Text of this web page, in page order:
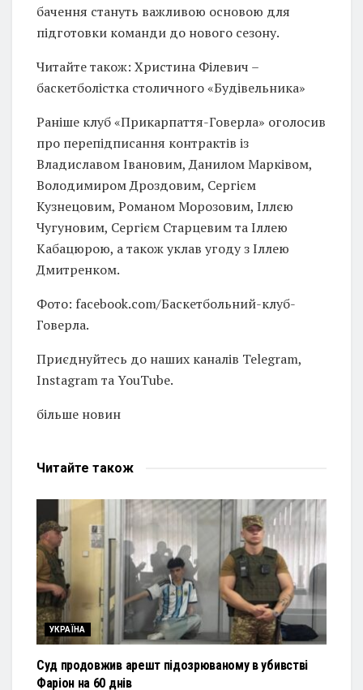
бачення стануть важливою основою для
підготовки команди до нового сезону.
Читайте також: Христина Філевич –
баскетболістка столичного «Будівельника»
Раніше клуб «Прикарпаття-Говерла» оголосив
про перепідписання контрактів із
Владиславом Івановим, Данилом Марківом,
Володимиром Дроздовим, Сергієм
Кузнецовим, Романом Морозовим, Іллєю
Чугуновим, Сергієм Старцевим та Іллею
Кабацюрою, а також уклав угоду з Іллею
Дмитренком.
Фото: facebook.com/Баскетбольний-клуб-
Говерла.
Приєднуйтесь до наших каналів Telegram,
Instagram та YouTube.
більше новин
Читайте також
УКРАЇНА
Суд продовжив арешт підозрюваному в убивстві
Фаріон на 60 днів